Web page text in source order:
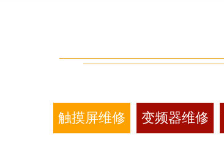
触摸屏维修 变频器维修